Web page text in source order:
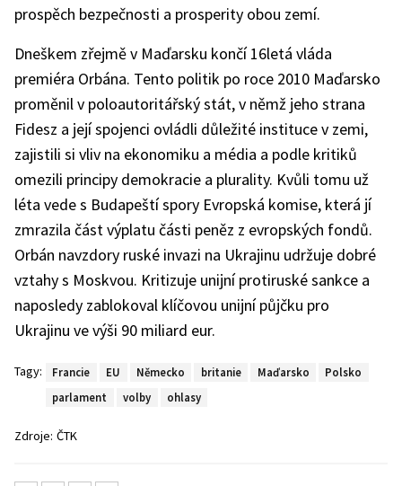
prospěch bezpečnosti a prosperity obou zemí.
Dneškem zřejmě v Maďarsku končí 16letá vláda
premiéra Orbána. Tento politik po roce 2010 Maďarsko
proměnil v poloautoritářský stát, v němž jeho strana
Fidesz a její spojenci ovládli důležité instituce v zemi,
zajistili si vliv na ekonomiku a média a podle kritiků
omezili principy demokracie a plurality. Kvůli tomu už
léta vede s Budapeští spory Evropská komise, která jí
zmrazila část výplatu části peněz z evropských fondů.
Orbán navzdory ruské invazi na Ukrajinu udržuje dobré
vztahy s Moskvou. Kritizuje unijní protiruské sankce a
naposledy zablokoval klíčovou unijní půjčku pro
Ukrajinu ve výši 90 miliard eur.
Tagy: Francie EU Německo britanie Maďarsko
Polsko
parlament
volby ohlasy
Zdroje: ČTK